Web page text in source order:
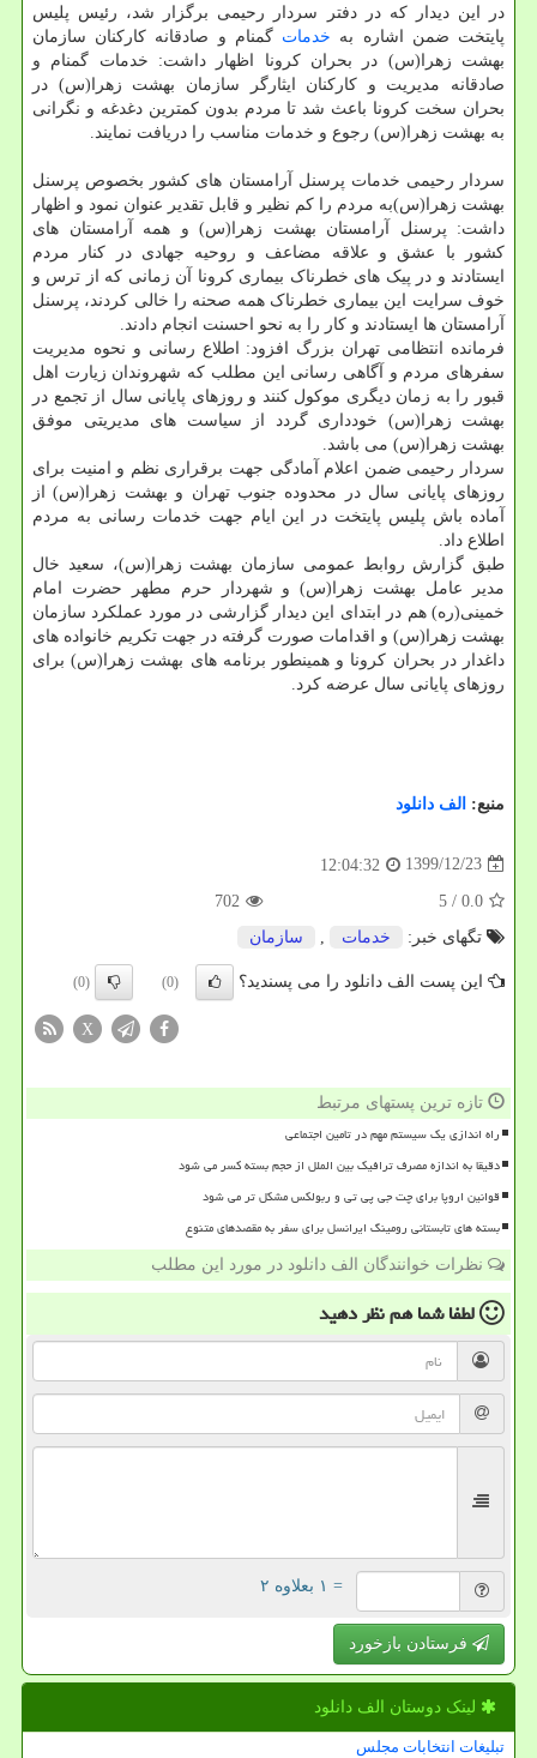
در این دیدار که در دفتر سردار رحیمی برگزار شد، رئیس پلیس
پایتخت ضمن اشاره به خدمات گمنام و صادقانه کارکنان سازمان
بهشت زهرا(س) در بحران کرونا اظهار داشت: خدمات گمنام و
صادقانه مدیریت و کارکنان ایثارگر سازمان بهشت زهرا(س) در
بحران سخت کرونا باعث شد تا مردم بدون کمترین دغدغه و نگرانی
به بهشت زهرا(س) رجوع و خدمات مناسب را دریافت نمایند.
سردار رحیمی خدمات پرسنل آرامستان های کشور بخصوص پرسنل
بهشت زهرا(س)به مردم را کم نظیر و قابل تقدیر عنوان نمود و اظهار
داشت: پرسنل آرامستان بهشت زهرا(س) و همه آرامستان های
کشور با عشق و علاقه مضاعف و روحیه جهادی در کنار مردم
ایستادند و در پیک های خطرناک بیماری کرونا آن زمانی که از ترس و
خوف سرایت این بیماری خطرناک همه صحنه را خالی کردند، پرسنل
آرامستان ها ایستادند و کار را به نحو احسنت انجام دادند.
فرمانده انتظامی تهران بزرگ افزود: اطلاع رسانی و نحوه مدیریت
سفرهای مردم و آگاهی رسانی این مطلب که شهروندان زیارت اهل
قبور را به زمان دیگری موکول کنند و روزهای پایانی سال از تجمع در
بهشت زهرا(س) خودداری گردد از سیاست های مدیریتی موفق
بهشت زهرا(س) می باشد.
سردار رحیمی ضمن اعلام آمادگی جهت برقراری نظم و امنیت برای
روزهای پایانی سال در محدوده جنوب تهران و بهشت زهرا(س) از
آماده باش پلیس پایتخت در این ایام جهت خدمات رسانی به مردم
اطلاع داد.
طبق گزارش روابط عمومی سازمان بهشت زهرا(س)، سعید خال
مدیر عامل بهشت زهرا(س) و شهردار حرم مطهر حضرت امام
خمینی(ره) هم در ابتدای این دیدار گزارشی در مورد عملکرد سازمان
بهشت زهرا(س) و اقدامات صورت گرفته در جهت تکریم خانواده های
داغدار در بحران کرونا و همینطور برنامه های بهشت زهرا(س) برای
روزهای پایانی سال عرضه کرد.
منبع: الف دانلود
1399/12/23
12:04:32
0.0
/ 5
702
تگهای خبر:
خدمات , سازمان
این پست الف دانلود را می پسندید؟ (0)
(0)
X
تازه ترین پستهای مرتبط
راه اندازی یک سیستم مهم در تامین اجتماعی
دقیقا به اندازه مصرف ترافیک بین الملل از حجم بسته کسر می شود
قوانین اروپا برای چت جی پی تی و ربولکس مشکل تر می شود
بسته های تابستانی رومینگ ایرانسل برای سفر به مقصدهای متنوع
نظرات خوانندگان الف دانلود در مورد این مطلب
لطفا شما همنظر دهید
= ۱ بعلاوه ۲
فرستادن بازخورد
لینک دوستان الف دانلود
تبلیغات انتخابات مجلس